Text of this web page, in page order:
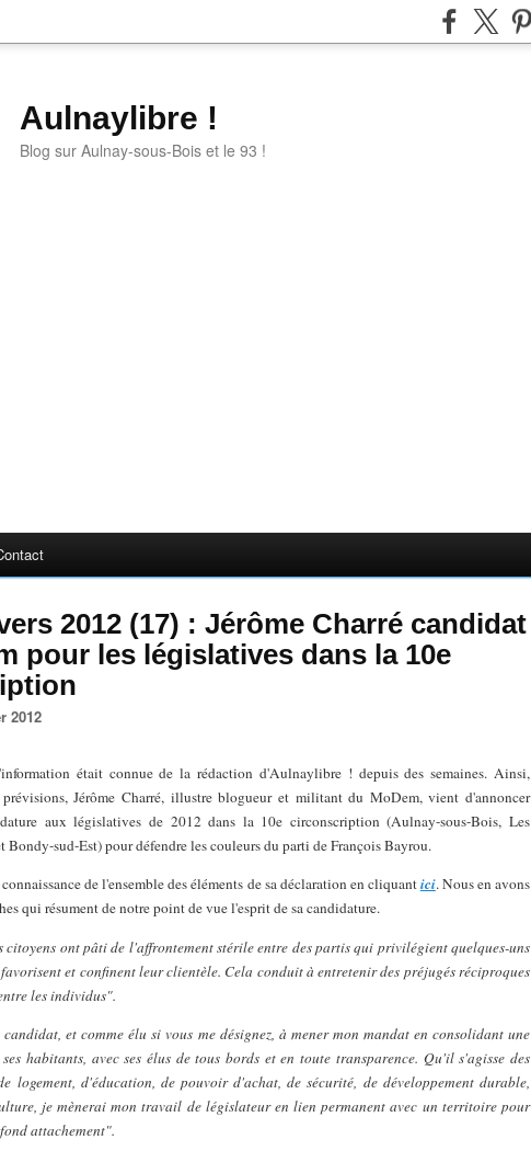
Aulnaylibre !
Blog sur Aulnay-sous-Bois et le 93 !
2012 (17) : Jérôme Charré candidat
pour les législatives dans la 10e
2012
était connue de la rédaction d'Aulnaylibre ! depuis des semaines. Ainsi,
prévisions, Jérôme Charré, illustre blogueur et militant du MoDem, vient d'annoncer
aux législatives de 2012 dans la 10e circonscription (Aulnay-sous-Bois, Les
Bondy-sud-Est) pour défendre les couleurs du parti de François Bayrou.
de l'ensemble des éléments de sa déclaration en cliquantici. Nous en avons
qui résument de notre point de vue l'esprit de sa candidature.
citoyens ont pâti de l'affrontement stérile entre des partis qui privilégient quelques-uns
et confinent leur clientèle. Cela conduit à entretenir des préjugés réciproques
les individus".
candidat, et comme élu si vous me désignez, à mener mon mandat en consolidant une
habitants, avec ses élus de tous bords et en toute transparence. Qu'il s'agisse des
logement, d'éducation, de pouvoir d'achat, de sécurité, de développement durable,
je mènerai mon travail de législateur en lien permanent avec un territoire pour
attachement".